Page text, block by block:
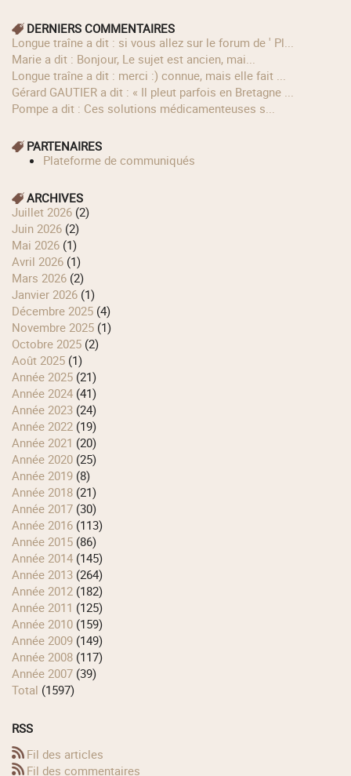
DERNIERS COMMENTAIRES
longue traîne a dit : si vous allez sur le forum de ' Pl...
Marie a dit : Bonjour, Le sujet est ancien, mai...
longue traîne a dit : merci :) connue, mais elle fait ...
Gérard GAUTIER a dit : « Il pleut parfois en Bretagne ...
Pompe a dit : Ces solutions médicamenteuses s...
PARTENAIRES
Plateforme de communiqués
ARCHIVES
juillet 2026 (2)
juin 2026 (2)
mai 2026 (1)
avril 2026 (1)
mars 2026 (2)
janvier 2026 (1)
décembre 2025 (4)
novembre 2025 (1)
octobre 2025 (2)
août 2025 (1)
année 2025 (21)
année 2024 (41)
année 2023 (24)
année 2022 (19)
année 2021 (20)
année 2020 (25)
année 2019 (8)
année 2018 (21)
année 2017 (30)
année 2016 (113)
année 2015 (86)
année 2014 (145)
année 2013 (264)
année 2012 (182)
année 2011 (125)
année 2010 (159)
année 2009 (149)
année 2008 (117)
année 2007 (39)
total (1597)
RSS
Fil des articles
Fil des commentaires